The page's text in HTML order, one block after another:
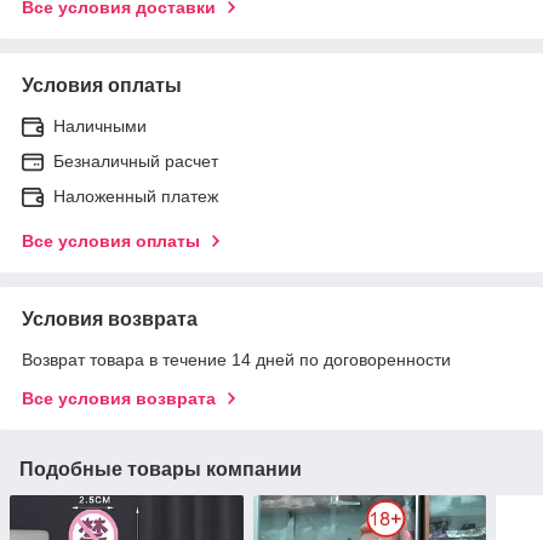
Все условия доставки
Условия оплаты
Наличными
Безналичный расчет
Наложенный платеж
Все условия оплаты
Условия возврата
Возврат товара в течение 14 дней по договоренности
Все условия возврата
Подобные товары компании